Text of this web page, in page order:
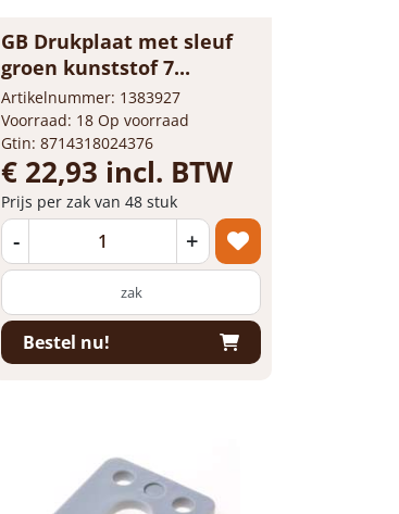
GB Drukplaat met sleuf
groen kunststof 7...
Artikelnummer: 1383927
Voorraad: 18 Op voorraad
Gtin: 8714318024376
€ 22,93 incl. BTW
Prijs per zak van 48 stuk
- +
zak
Bestel nu!